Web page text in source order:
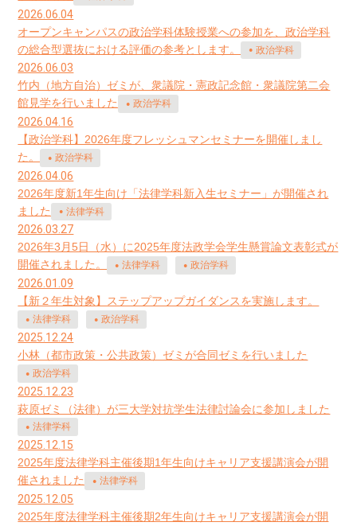
2026.06.04
オープンキャンパスの政治学科体験授業への参加を、政治学科
の総合型選抜における評価の参考とします。
政治学科
2026.06.03
竹内（地方自治）ゼミが、衆議院・憲政記念館・衆議院第二会
館見学を行いました
政治学科
2026.04.16
【政治学科】2026年度フレッシュマンセミナーを開催しまし
た。
政治学科
2026.04.06
2026年度新1年生向け「法律学科新入生セミナー」が開催され
ました
法律学科
2026.03.27
2026年3月5日（水）に2025年度法政学会学生懸賞論文表彰式が
開催されました。
法律学科 政治学科
2026.01.09
【新２年生対象】ステップアップガイダンスを実施します。
法律学科 政治学科
2025.12.24
小林（都市政策・公共政策）ゼミが合同ゼミを行いました
政治学科
2025.12.23
萩原ゼミ（法律）が三大学対抗学生法律討論会に参加しました
法律学科
2025.12.15
2025年度法律学科主催後期1年生向けキャリア支援講演会が開
催されました
法律学科
2025.12.05
2025年度法律学科主催後期2年生向けキャリア支援講演会が開